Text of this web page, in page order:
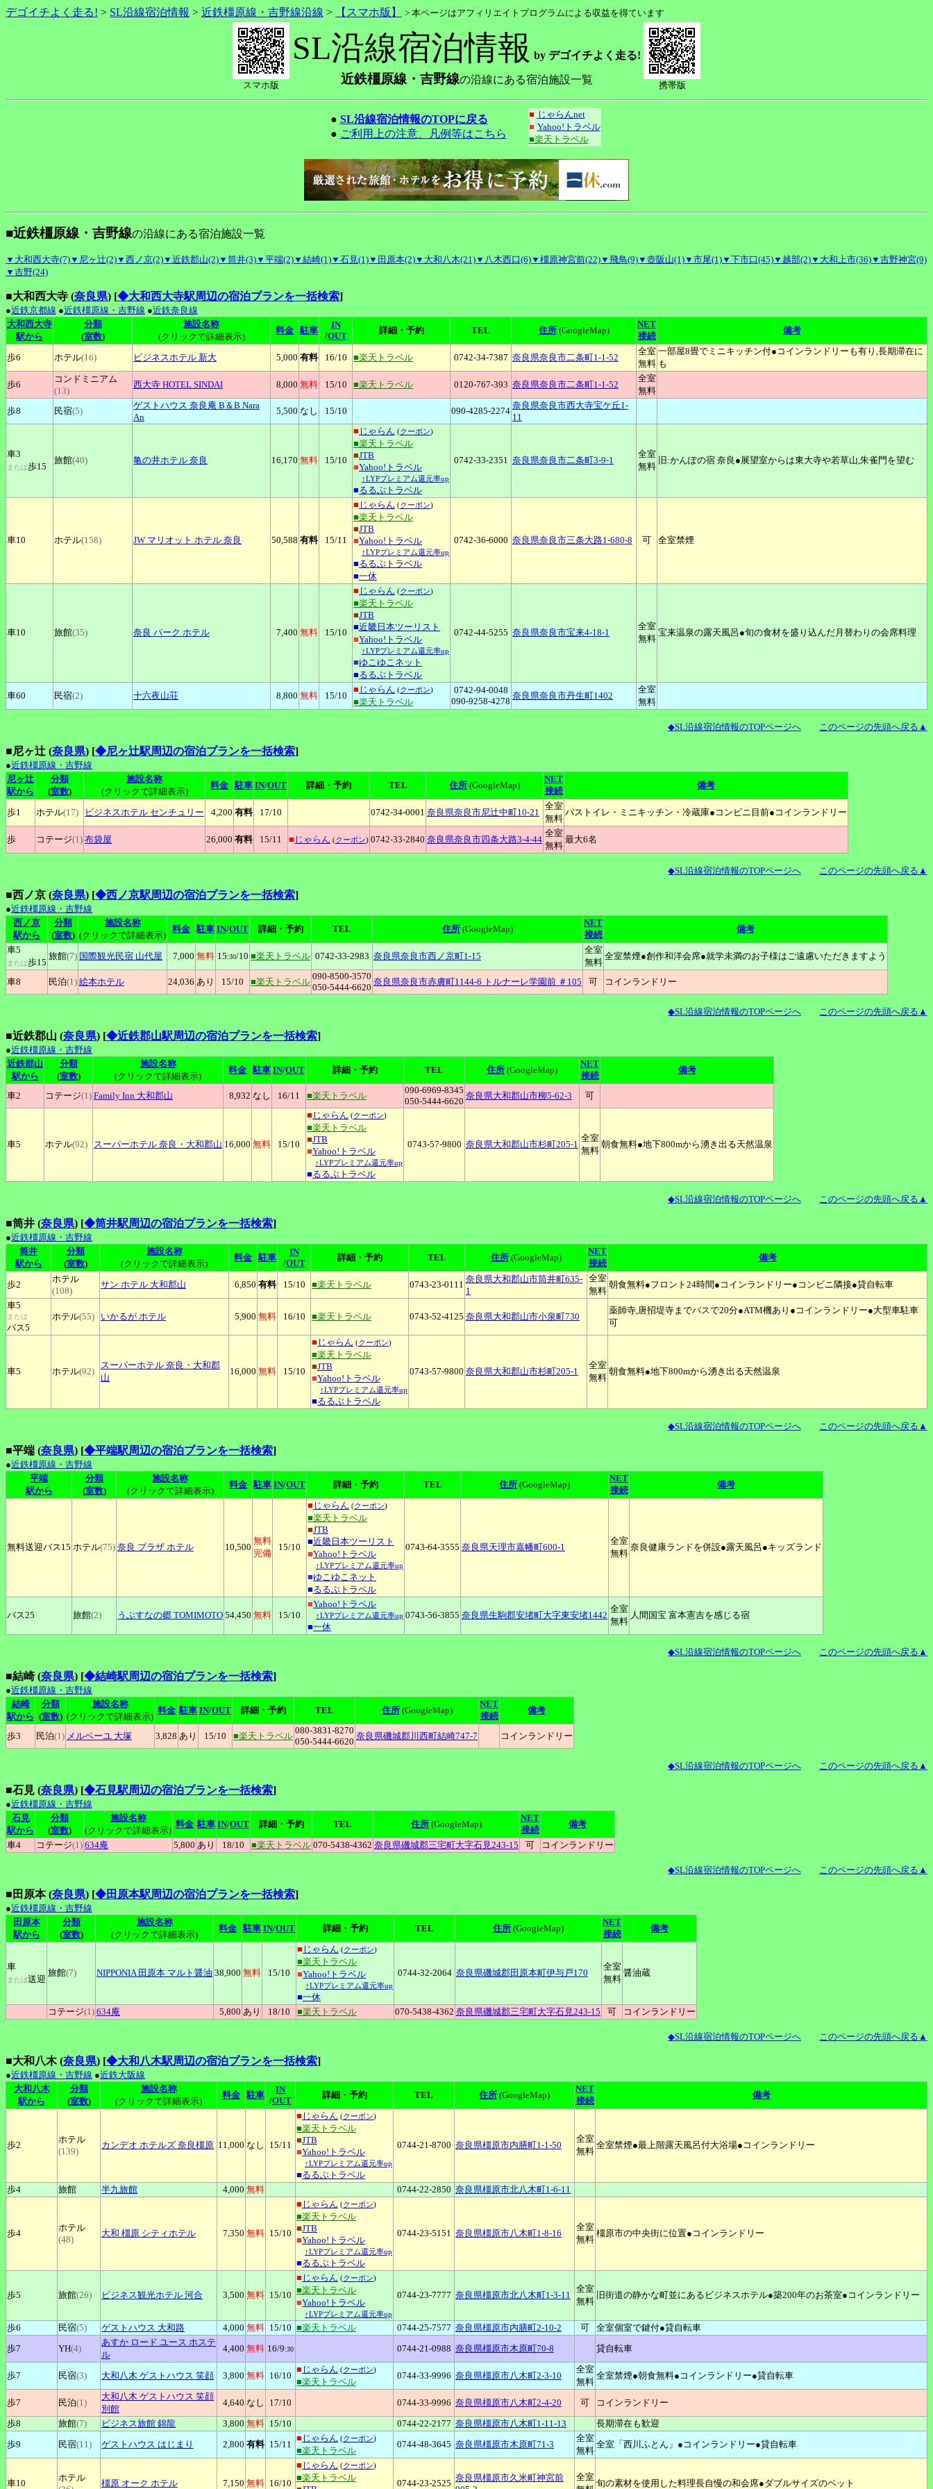
デゴイチよく走る! > SL沿線宿泊情報 > 近鉄橿原線・吉野線沿線 > 【スマホ版】 > 本ページはアフィリエイトプログラムによる収益を得ています
スマホ版
SL沿線宿泊情報 by デゴイチよく走る!
近鉄橿原線・吉野線の沿線にある宿泊施設一覧 携帯版
● SL沿線宿泊情報のTOPに戻る
● ご利用上の注意、凡例等はこちら
■ じゃらんnet
■ Yahoo!トラベル
■楽天トラベル
■近鉄橿原線・吉野線の沿線にある宿泊施設一覧
▼大和西大寺(7)▼尼ヶ辻(2)▼西ノ京(2)▼近鉄郡山(2)▼筒井(3)▼平端(2)▼結崎(1)▼石見(1)▼田原本(2)▼大和八木(21)▼八木西口(6)▼橿原神宮前(22)▼飛鳥(9)▼壺阪山(1)▼市尾(1)▼下市口(45)▼越部(2)▼大和上市(36)▼吉野神宮(9)
▼吉野(24)
■大和西大寺 (奈良県) [◆大和西大寺駅周辺の宿泊プランを一括検索]
●近鉄京都線 ●近鉄橿原線・吉野線 ●近鉄奈良線
大和西大寺
駅から
分類
(室数)
施設名称
(クリックで詳細表示)
料金 駐車
IN
/OUT
詳細・予約 TEL 住所(GoogleMap)
NET
接続
備考
歩6 ホテル(16) ビジネスホテル 新大 5,000 有料 16/10 ■楽天トラベル 0742-34-7387 奈良県奈良市二条町1-1-52
全室
無料
一部屋8畳でミニキッチン付●コインランドリーも有り,長期滞在に
も
歩6
コンドミニアム
(13)
西大寺 HOTEL SINDAI 8,000 無料 15/10 ■楽天トラベル 0120-767-393 奈良県奈良市二条町1-1-52
全室
無料
歩8
民宿(5)
ゲストハウス 奈良庵 B＆B Nara
An
5,500 なし 15/10 090-4285-2274
奈良県奈良市西大寺宝ケ丘1-
11
車3
または歩15
旅館(40) 亀の井ホテル 奈良 16,170 無料 15/10
■ じゃらん (クーポン)
■楽天トラベル
■JTB
■Yahoo!トラベル
↑LYPプレミアム還元率up
■るるぶトラベル
0742-33-2351 奈良県奈良市二条町3-9-1
全室
無料
旧:かんぽの宿 奈良●展望室からは東大寺や若草山,朱雀門を望む
車10 ホテル(158) JW マリオット ホテル 奈良 50,588 有料 15/11
■ じゃらん (クーポン)
■楽天トラベル
■JTB
■Yahoo!トラベル
↑LYPプレミアム還元率up
■るるぶトラベル
■一休
0742-36-6000 奈良県奈良市三条大路1-680-8 可 全室禁煙
車10 旅館(35) 奈良 パーク ホテル 7,400 無料 15/10
■ じゃらん (クーポン)
■楽天トラベル
■JTB
■近畿日本ツーリスト
■Yahoo!トラベル
↑LYPプレミアム還元率up
■ゆこゆこネット
■るるぶトラベル
0742-44-5255 奈良県奈良市宝来4-18-1
全室
無料
宝来温泉の露天風呂●旬の食材を盛り込んだ月替わりの会席料理
車60 民宿(2) 十六夜山荘 8,800 無料 15/10
■ じゃらん (クーポン)
■楽天トラベル
0742-94-0048
090-9258-4278
奈良県奈良市丹生町1402
全室
無料
◆SL沿線宿泊情報のTOPページへ このページの先頭へ戻る▲
■尼ヶ辻 (奈良県) [◆尼ヶ辻駅周辺の宿泊プランを一括検索]
●近鉄橿原線・吉野線
尼ヶ辻
駅から
分類
(室数)
施設名称
(クリックで詳細表示)
料金 駐車 IN/OUT 詳細・予約 TEL 住所 (GoogleMap)
NET
接続
備考
歩1 ホテル(17) ビジネスホテル センチュリー 4,200 有料 17/10 0742-34-0001 奈良県奈良市尼辻中町10-21
全室
無料
バストイレ・ミニキッチン・冷蔵庫●コンビニ目前●コインランドリー
歩 コテージ(1) 布袋屋 26,000 有料 15/11 ■ じゃらん (クーポン) 0742-33-2840 奈良県奈良市四条大路3-4-44
全室
無料
最大6名
◆SL沿線宿泊情報のTOPページへ このページの先頭へ戻る▲
■西ノ京 (奈良県) [◆西ノ京駅周辺の宿泊プランを一括検索]
●近鉄橿原線・吉野線
西ノ京
駅から
分類
(室数)
施設名称
(クリックで詳細表示)
料金 駐車 IN/OUT 詳細・予約 TEL 住所 (GoogleMap)
NET
接続
備考
車5
または歩15
旅館(7) 国際観光民宿 山代屋 7,000 無料 15:30/10 ■楽天トラベル 0742-33-2983 奈良県奈良市西ノ京町1-15
全室
無料
全室禁煙●創作和洋会席●就学未満のお子様はご遠慮いただきますよう
車8 民泊(1) 絵本ホテル 24,036 あり 15/10 ■楽天トラベル
090-8500-3570
050-5444-6620
奈良県奈良市赤膚町1144-6 トルナーレ学園前 ＃105 可 コインランドリー
◆SL沿線宿泊情報のTOPページへ このページの先頭へ戻る▲
■近鉄郡山 (奈良県) [◆近鉄郡山駅周辺の宿泊プランを一括検索]
●近鉄橿原線・吉野線
近鉄郡山
駅から
分類
(室数)
施設名称
(クリックで詳細表示)
料金 駐車 IN/OUT 詳細・予約 TEL 住所 (GoogleMap)
NET
接続
備考
車2 コテージ(1) Family Inn 大和郡山 8,932 なし 16/11 ■楽天トラベル
090-6969-8345
050-5444-6620
奈良県大和郡山市柳5-62-3 可
車5 ホテル(92) スーパーホテル 奈良 ・大和郡山 16,000 無料 15/10
■ じゃらん (クーポン)
■楽天トラベル
■JTB
■Yahoo!トラベル
↑LYPプレミアム還元率up
■るるぶトラベル
0743-57-9800 奈良県大和郡山市杉町205-1
全室
無料
朝食無料●地下800mから湧き出る天然温泉
◆SL沿線宿泊情報のTOPページへ このページの先頭へ戻る▲
■筒井 (奈良県) [◆筒井駅周辺の宿泊プランを一括検索]
●近鉄橿原線・吉野線
筒井
駅から
分類
(室数)
施設名称
(クリックで詳細表示)
料金 駐車
IN
/OUT
詳細・予約 TEL 住所(GoogleMap)
NET
接続
備考
歩2
ホテル
(108)
サン ホテル 大和郡山 6,850 有料 15/10 ■楽天トラベル 0743-23-0111
奈良県大和郡山市筒井町635-
1
全室
無料
朝食無料●フロント24時間●コインランドリー●コンビニ隣接●貸自転車
車5
または
バス5
ホテル(55) いかるが ホテル 5,900 無料 16/10 ■楽天トラベル 0743-52-4125 奈良県大和郡山市小泉町730
薬師寺,唐招堤寺までバスで20分●ATM機あり●コインランドリー●大型車駐車
可
車5 ホテル(92)
スーパーホテル 奈良 ・大和郡
山
16,000 無料 15/10
■ じゃらん (クーポン)
■楽天トラベル
■JTB
■Yahoo!トラベル
↑LYPプレミアム還元率up
■るるぶトラベル
0743-57-9800 奈良県大和郡山市杉町205-1
全室
無料
朝食無料●地下800mから湧き出る天然温泉
◆SL沿線宿泊情報のTOPページへ このページの先頭へ戻る▲
■平端 (奈良県) [◆平端駅周辺の宿泊プランを一括検索]
●近鉄橿原線・吉野線
平端
駅から
分類
(室数)
施設名称
(クリックで詳細表示)
料金 駐車 IN/OUT 詳細・予約 TEL 住所 (GoogleMap)
NET
接続
備考
無料送迎バス15 ホテル(75) 奈良 プラザ ホテル 10,500
無料
完備
15/10
■ じゃらん (クーポン)
■楽天トラベル
■JTB
■近畿日本ツーリスト
■Yahoo!トラベル
↑LYPプレミアム還元率up
■ゆこゆこネット
■るるぶトラベル
0743-64-3555 奈良県天理市嘉幡町600-1
全室
無料
奈良健康ランドを併設●露天風呂●キッズランド
バス25 旅館(2) うぶすなの郷 TOMIMOTO 54,450 無料 15/10
■Yahoo!トラベル
↑LYPプレミアム還元率up
■一休
0743-56-3855 奈良県生駒郡安堵町大字東安堵1442
全室
無料
人間国宝 富本憲吉を感じる宿
◆SL沿線宿泊情報のTOPページへ このページの先頭へ戻る▲
■結崎 (奈良県) [◆結崎駅周辺の宿泊プランを一括検索]
●近鉄橿原線・吉野線
結崎
駅から
分類
(室数)
施設名称
(クリックで詳細表示)
料金 駐車 IN/OUT 詳細・予約 TEL 住所(GoogleMap)
NET
接続
備考
歩3 民泊(1) メルベーユ 大塚 3,828 あり 15/10 ■楽天トラベル
080-3831-8270
050-5444-6620
奈良県磯城郡川西町結崎747-7 コインランドリー
◆SL沿線宿泊情報のTOPページへ このページの先頭へ戻る▲
■石見 (奈良県) [◆石見駅周辺の宿泊プランを一括検索]
●近鉄橿原線・吉野線
石見
駅から
分類
(室数)
施設名称
(クリックで詳細表示)
料金 駐車 IN/OUT 詳細・予約 TEL 住所 (GoogleMap)
NET
接続
備考
車4
コテージ(1) 634庵 5,800 あり 18/10 ■楽天トラベル 070-5438-4362 奈良県磯城郡三宅町大字石見243-15 可 コインランドリー
◆SL沿線宿泊情報のTOPページへ このページの先頭へ戻る▲
■田原本 (奈良県) [◆田原本駅周辺の宿泊プランを一括検索]
●近鉄橿原線・吉野線
田原本
駅から
分類
(室数)
施設名称
(クリックで詳細表示)
料金 駐車 IN/OUT 詳細・予約 TEL 住所 (GoogleMap)
NET
接続
備考
車
または送迎
旅館(7) NIPPONIA 田原本 マルト醤油 38,900 無料 15/10
■ じゃらん (クーポン)
■楽天トラベル
■Yahoo!トラベル
↑LYPプレミアム還元率up
■一休
0744-32-2064 奈良県磯城郡田原本町伊与戸170
全室
無料
醤油蔵
コテージ(1) 634庵 5,800 あり 18/10 ■楽天トラベル 070-5438-4362 奈良県磯城郡三宅町大字石見243-15 可 コインランドリー
◆SL沿線宿泊情報のTOPページへ このページの先頭へ戻る▲
■大和八木 (奈良県) [◆大和八木駅周辺の宿泊プランを一括検索]
●近鉄橿原線・吉野線 ●近鉄大阪線
大和八木
駅から
分類
(室数)
施設名称
(クリックで詳細表示)
料金 駐車
IN
/OUT
詳細・予約 TEL 住所 (GoogleMap)
NET
接続
備考
歩2
ホテル
(139)
カンデオ ホテルズ 奈良橿原 11,000 なし 15/11
■ じゃらん (クーポン)
■楽天トラベル
■JTB
■Yahoo!トラベル
↑LYPプレミアム還元率up
■るるぶトラベル
0744-21-8700 奈良県橿原市内膳町1-1-50
全室
無料
全室禁煙●最上階露天風呂付大浴場●コインランドリー
歩4 旅館 半九旅館 4,000 無料 0744-22-2850 奈良県橿原市北八木町1-6-11
歩4
ホテル
(48)
大和 橿原 シティホテル 7,350 無料 15/10
■ じゃらん (クーポン)
■楽天トラベル
■JTB
■Yahoo!トラベル
↑LYPプレミアム還元率up
■るるぶトラベル
0744-23-5151 奈良県橿原市八木町1-8-16
全室
無料
橿原市の中央街に位置●コインランドリー
歩5 旅館(26) ビジネス観光ホテル 河合 3,500 無料 15/10
■ じゃらん (クーポン)
■楽天トラベル
■Yahoo!トラベル
↑LYPプレミアム還元率up
0744-23-7777 奈良県橿原市北八木町1-3-11
全室
無料
旧街道の静かな町並にあるビジネスホテル●築200年のお茶室●コインランドリー
歩6 民宿(5) ゲストハウス 大和路 4,000 無料 15/10 ■楽天トラベル 0744-25-7577 奈良県橿原市内膳町2-10-2 可
全室個室で鍵付●貸自転車
歩7
YH(4)
あすか ロード ユース ホステ
ル
4,400 無料 16/9:30 0744-21-0988 奈良県橿原市木原町70-8 貸自転車
歩7 民宿(3) 大和八木 ゲストハウス 笑顔 3,800 無料 16/10
■ じゃらん (クーポン)
■楽天トラベル
0744-33-9996 奈良県橿原市八木町2-3-10
全室
無料
全室禁煙●朝食無料●コインランドリー●貸自転車
歩7 民泊(1)
大和八木 ゲストハウス 笑顔
別館
4,640 なし 17/10 0744-33-9996 奈良県橿原市八木町2-4-20 可
コインランドリー
歩8
旅館(7) ビジネス旅館 錦龍 3,800 無料 15/10 0744-22-2177 奈良県橿原市八木町1-11-13
長期滞在も歓迎
歩9
民宿(11) ゲストハウス はじまり 2,800 有料 15/11
■ じゃらん (クーポン)
■楽天トラベル
0744-48-3645 奈良県橿原市木原町71-3
全室
無料
全室「西川ふとん」●コインランドリー●貸自転車
車10
ホテル
橿原 オーク ホテル 7,150 無料 16/10
■ じゃらん (クーポン)
■楽天トラベル
0744-23-2525
奈良県橿原市久米町神宮前
全室
旬の素材を使用した料理長自慢の和会席●ダブルサイズのベット